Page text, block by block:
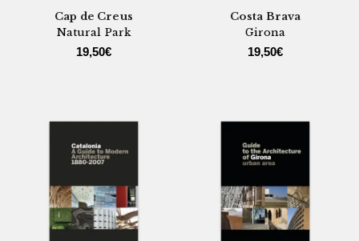
Cap de Creus
Natural Park
19,50€
Costa Brava
Girona
19,50€